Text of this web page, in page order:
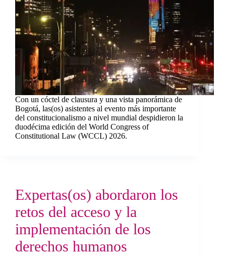
Con un cóctel de clausura y una vista panorámica de
Bogotá, las(os) asistentes al evento más importante
del constitucionalismo a nivel mundial despidieron la
duodécima edición del World Congress of
Constitutional Law (WCCL) 2026.
Expertas(os) abordaron los
retos del acceso y la
implementación de los
derechos humanos